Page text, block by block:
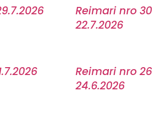
Reimari nro
22.7.2026
Reimari nro
24.6.2026